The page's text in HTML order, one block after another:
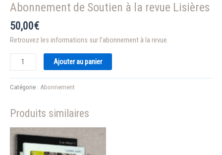
Abonnement de Soutien à la revue Lisières
50,00€
Retrouvez les informations sur l’abonnement à la revue.
quantité
de
Abonnement
à
la
revue
Ajouter au panier
Catégorie : Abonnement
Produits similaires